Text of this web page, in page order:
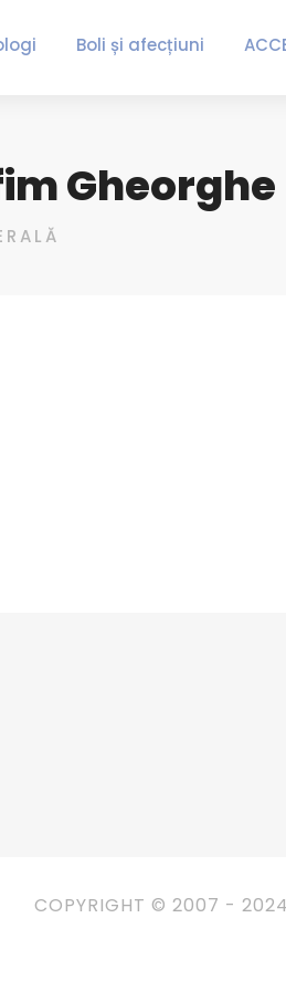
Boli și afecțiuni
Gheorghe
COPYRIGHT © 2007 - 2024